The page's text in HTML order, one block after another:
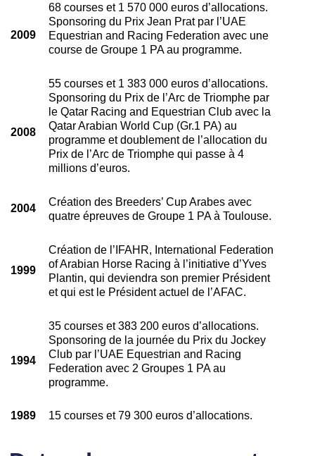
2009
68 courses et 1 570 000 euros d’allocations.
Sponsoring du Prix Jean Prat par l’UAE
Equestrian and Racing Federation avec une
course de Groupe 1 PA au programme.
2008
55 courses et 1 383 000 euros d’allocations.
Sponsoring du Prix de l’Arc de Triomphe par
le Qatar Racing and Equestrian Club avec la
Qatar Arabian World Cup (Gr.1 PA) au
programme et doublement de l’allocation du
Prix de l’Arc de Triomphe qui passe à 4
millions d’euros.
2004
Création des Breeders’ Cup Arabes avec
quatre épreuves de Groupe 1 PA à Toulouse.
1999
Création de l’IFAHR, International Federation
of Arabian Horse Racing à l’initiative d’Yves
Plantin, qui deviendra son premier Président
et qui est le Président actuel de l’AFAC.
1994
35 courses et 383 200 euros d’allocations.
Sponsoring de la journée du Prix du Jockey
Club par l’UAE Equestrian and Racing
Federation avec 2 Groupes 1 PA au
programme.
1989 15 courses et 79 300 euros d’allocations.